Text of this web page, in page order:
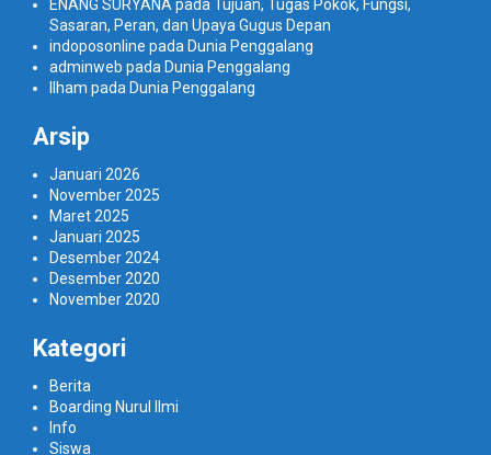
ENANG SURYANA pada Tujuan, Tugas Pokok, Fungsi,
Sasaran, Peran, dan Upaya Gugus Depan
indoposonline pada Dunia Penggalang
adminweb pada Dunia Penggalang
Ilham pada Dunia Penggalang
Arsip
Januari 2026
November 2025
Maret 2025
Januari 2025
Desember 2024
Desember 2020
November 2020
Kategori
Berita
Boarding Nurul Ilmi
Info
Siswa